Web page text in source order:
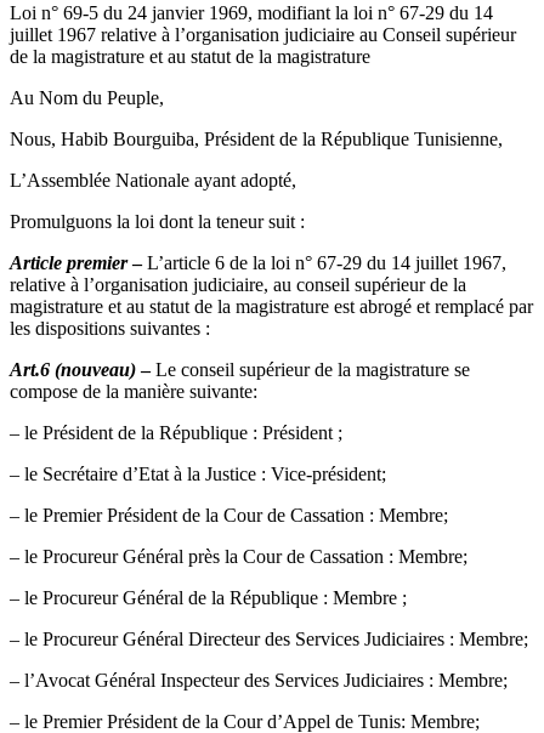
Loi n° 69-5 du 24 janvier 1969, modifiant la loi n° 67-29 du 14
juillet 1967 relative à l’organisation judiciaire au Conseil supérieur
de la magistrature et au statut de la magistrature
Au Nom du Peuple,
Nous, Habib Bourguiba, Président de la République Tunisienne,
L’Assemblée Nationale ayant adopté,
Promulguons la loi dont la teneur suit :
Article premier–L’article 6 de la loi n° 67-29 du 14 juillet 1967,
relative à l’organisation judiciaire, au conseil supérieur de la
magistrature et au statut de la magistrature est abrogé et remplacé par
les dispositions suivantes :
Art.6 (nouveau) –Le conseil supérieur de la magistrature se
compose de la manière suivante:
– le Président de la République : Président ;
– le Secrétaire d’Etat à la Justice : Vice-président;
– le Premier Président de la Cour de Cassation : Membre;
– le Procureur Général près la Cour de Cassation : Membre;
– le Procureur Général de la République : Membre ;
– le Procureur Général Directeur des Services Judiciaires : Membre;
– l’Avocat Général Inspecteur des Services Judiciaires : Membre;
– le Premier Président de la Cour d’Appel de Tunis: Membre;